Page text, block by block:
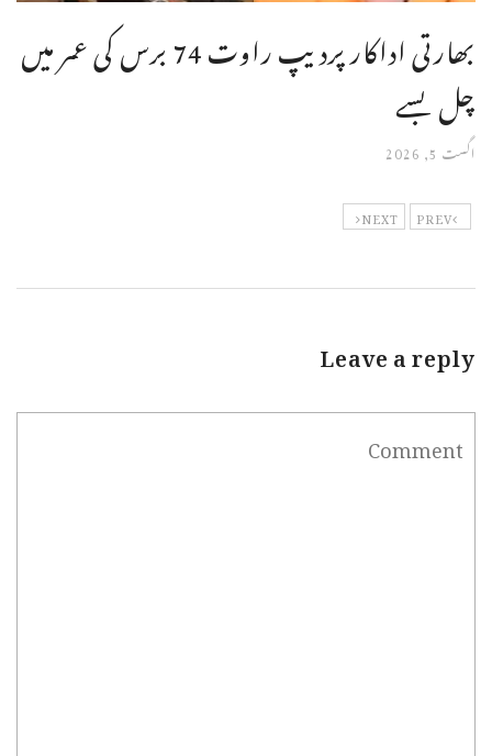
بھارتی اداکار پردیپ راوت 74 برس کی عمر میں
چل بسے
اگست 5, 2026
PREV
NEXT
Leave a reply